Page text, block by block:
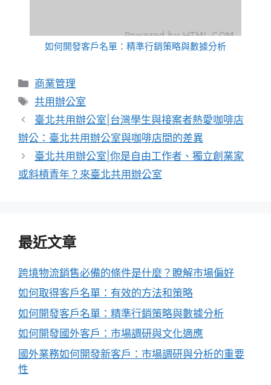
如何開發客戶名單：精準行銷策略與數據分析
分
類
商業管理
標
籤
共用辦公室
臺北共用辦公室|台灣學生與接案者熱愛咖啡店
辦公：臺北共用辦公室與咖啡店間的差異
臺北共用辦公室|你是自由工作者、獨立創業家
或斜槓青年？來臺北共用辦公室
最近文章
跨境物流銷售必備的條件是什麼？瞭解市場偏好
如何取得客戶名單：有效的方法和策略
如何開發客戶名單：精準行銷策略與數據分析
如何開發國外客戶：市場調研與文化適應
國外業務如何開發新客戶：市場調研與分析的重要
性